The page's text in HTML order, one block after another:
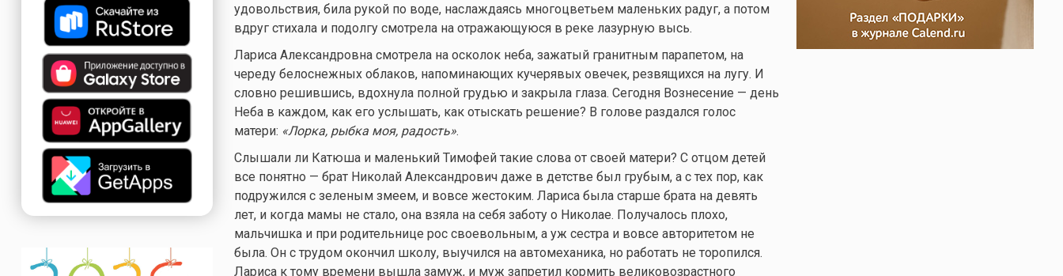
удовольствия, била рукой по воде, наслаждаясь многоцветьем маленьких радуг, а потом
вдруг стихала и подолгу смотрела на отражающуюся в реке лазурную высь.
Лариса Александровна смотрела на осколок неба, зажатый гранитным парапетом, на
череду белоснежных облаков, напоминающих кучерявых овечек, резвящихся на лугу. И
словно решившись, вдохнула полной грудью и закрыла глаза. Сегодня Вознесение — день
Неба в каждом, как его услышать, как отыскать решение? В голове раздался голос
матери: «Лорка, рыбка моя, радость».
Слышали ли Катюша и маленький Тимофей такие слова от своей матери? С отцом детей
все понятно — брат Николай Александрович даже в детстве был грубым, а с тех пор, как
подружился с зеленым змеем, и вовсе жестоким. Лариса была старше брата на девять
лет, и когда мамы не стало, она взяла на себя заботу о Николае. Получалось плохо,
мальчишка и при родительнице рос своевольным, а уж сестра и вовсе авторитетом не
была. Он с трудом окончил школу, выучился на автомеханика, но работать не торопился.
Лариса к тому времени вышла замуж, и муж запретил кормить великовозрастного